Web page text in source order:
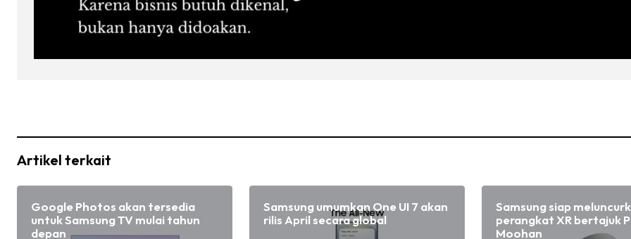
Artikel terkait
Google Photos akan tersedia
untuk Samsung TV mulai tahun
depan
Samsung umumkan One UI 7 akan
rilis April secara global
Samsung siap
perangkat XR bertajuk
Moohan